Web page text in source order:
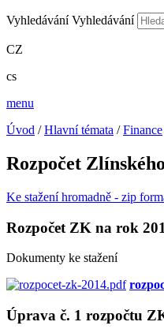
Vyhledávání Vyhledávání
CZ
cs
menu
Úvod /Hlavní témata /Finance
Rozpočet
Ke stažení hromadně - zip
Rozpočet ZK na rok
Dokumenty ke stažení
Úprava č. 1 rozpočtu